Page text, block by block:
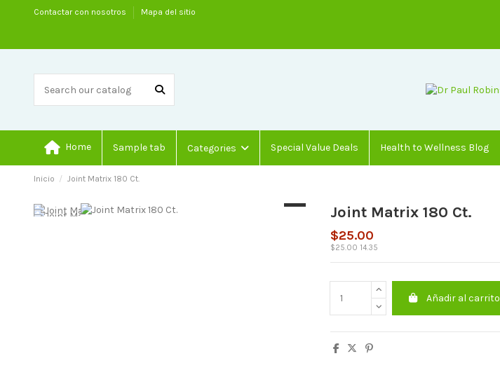
Contactar con nosotros
Mapa del sitio
Home Sample tab Categories Special Value Deals Health to Wellness Blog
Inicio Joint Matrix 180 Ct.
Joint Matrix 180 Ct.
$25.00
$25.00 14.35
Añadir al carrito